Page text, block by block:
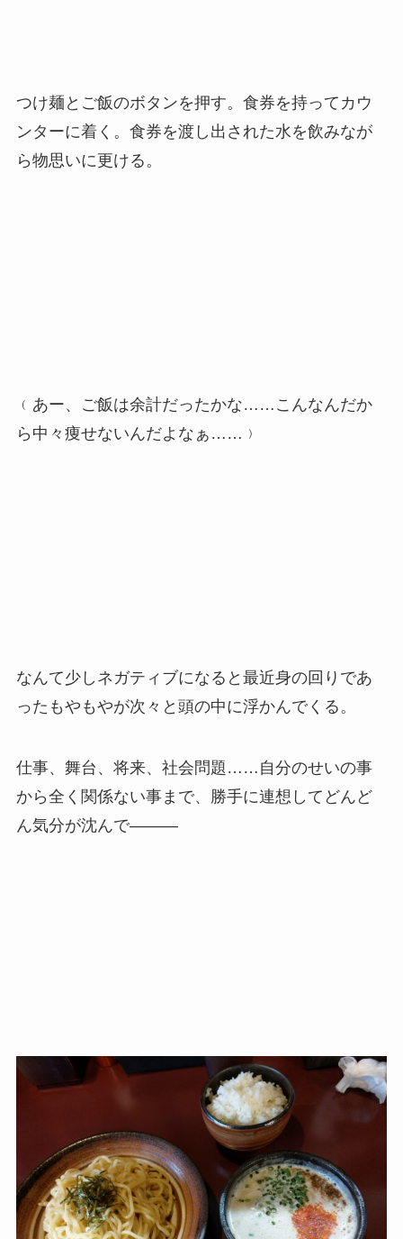
つけ麺とご飯のボタンを押す。食券を持ってカウ
ンターに着く。食券を渡し出された水を飲みなが
ら物思いに更ける。
﹙あー、ご飯は余計だったかな……こんなんだか
ら中々痩せないんだよなぁ……﹚
なんて少しネガティブになると最近身の回りであ
ったもやもやが次々と頭の中に浮かんでくる。
仕事、舞台、将来、社会問題……自分のせいの事
から全く関係ない事まで、勝手に連想してどんど
ん気分が沈んで―――